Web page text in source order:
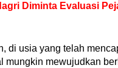
Diminta Evaluasi
di usia yang telah
mungkin mewujudkan